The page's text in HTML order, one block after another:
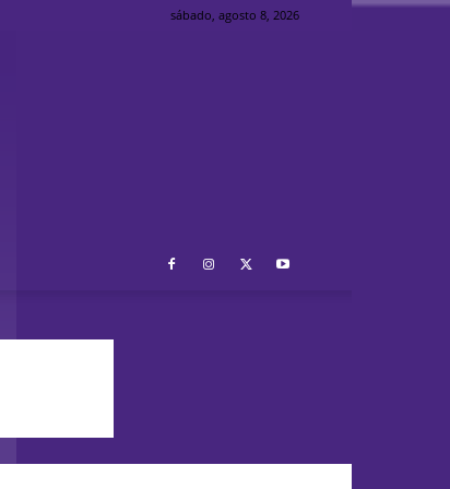
sábado, agosto 8, 2026